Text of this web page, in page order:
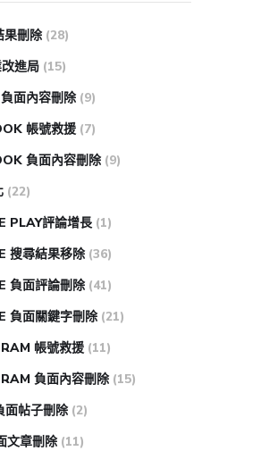
果刪除 (28)
進局 (15)
面內容刪除 (9)
帳號救援 (7)
負面內容刪除 (9)
(22)
PLAY評論增長 (1)
搜尋結果移除 (36)
負面評論刪除 (41)
負面關鍵字刪除 (21)
帳號救援 (11)
負面內容刪除 (15)
面帖子刪除 (2)
文章刪除 (11)